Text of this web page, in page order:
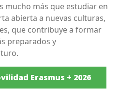
mucho más que estudiar en
abierta a nuevas culturas,
que contribuye a formar
preparados y
Erasmus + 2026